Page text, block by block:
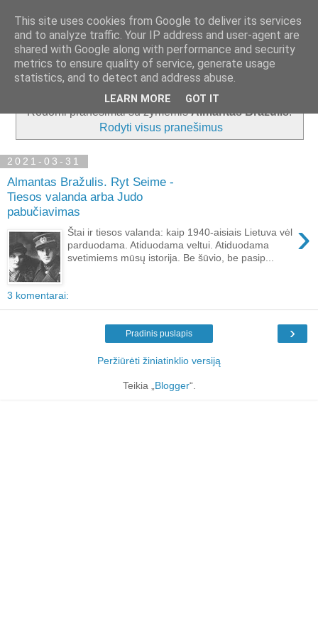
Rodomi pranešimai su žymėmisAlmantas Bražulis.
Rodyti visus pranešimus
2021-03-31
Almantas Bražulis. Ryt Seime -
Tiesos valanda arba Judo
pabučiavimas
›
Štai ir tiesos valanda: kaip 1940-aisiais Lietuva vėl
parduodama. Atiduodama veltui. Atiduodama
svetimiems mūsų istorija. Be šūvio, be pasip...
3 komentarai:
›
Pradinis puslapis
Peržiūrėti žiniatinklio versiją
Teikia „Blogger“.
This site uses cookies from Google to deliver its services
and to analyze traffic. Your IP address and user-agent are
shared with Google along with performance and security
metrics to ensure quality of service, generate usage
statistics, and to detect and address abuse.
LEARN MORE GOT IT